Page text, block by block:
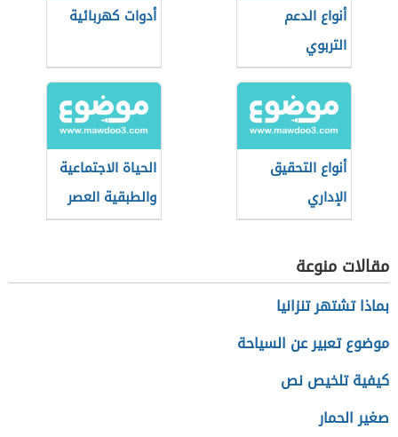
أنواع الدعم
التربوي
أدوات كهربائية
أنواع التحقيق
الإداري
الحياة الاجتماعية
والطبقية العصر
الحديث
مقالات منوعة
بماذا تشتهر تنزانيا
موضوع تعبير عن السياحة
كيفية تلخيص نص
صغير الحمار